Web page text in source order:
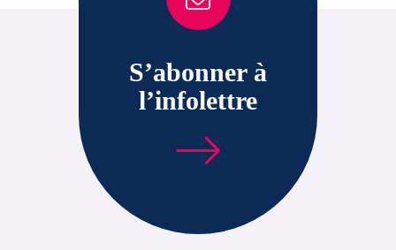
S’abonner à
l’infolettre